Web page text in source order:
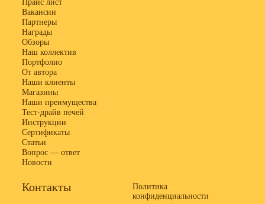
Прайс лист
Вакансии
Партнеры
Награды
Обзоры
Наш коллектив
Портфолио
От автора
Наши клиенты
Магазины
Наши преимущества
Тест-драйв печей
Инструкции
Сертификаты
Статьи
Вопрос — ответ
Новости
Контакты
Политика
конфиденциальности